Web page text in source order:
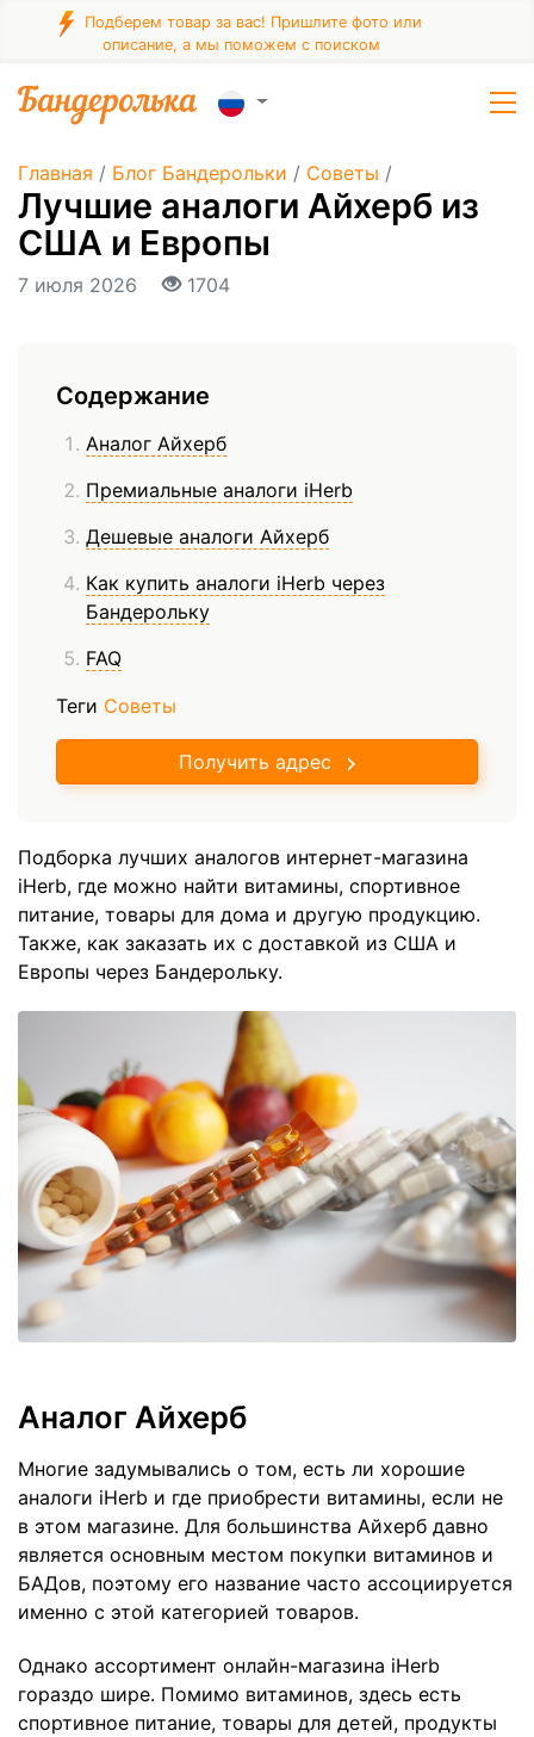
Подберем товар за вас! Пришлите фото или
описание, а мы поможем с поиском
Главная / Блог Бандерольки / Советы /
Лучшие аналоги Айхерб из
США и Европы
7 июля 2026 1704
Содержание
Аналог Айхерб
Премиальные аналоги iHerb
Дешевые аналоги Айхерб
Как купить аналоги iHerb через
Бандерольку
FAQ
Теги Советы
Получить адрес
Подборка лучших аналогов интернет-магазина
iHerb, где можно найти витамины, спортивное
питание, товары для дома и другую продукцию.
Также, как заказать их с доставкой из США и
Европы через Бандерольку.
Аналог Айхерб
Многие задумывались о том, есть ли хорошие
аналоги iHerb и где приобрести витамины, если не
в этом магазине. Для большинства Айхерб давно
является основным местом покупки витаминов и
БАДов, поэтому его название часто ассоциируется
именно с этой категорией товаров.
Однако ассортимент онлайн-магазина iHerb
гораздо шире. Помимо витаминов, здесь есть
спортивное питание, товары для детей, продукты